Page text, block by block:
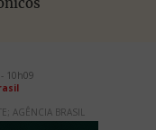
10h09
AGÊNCIA BRASIL